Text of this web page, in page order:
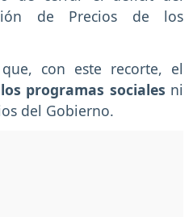
de Precios de los
con este recorte, el
programas sociales ni
del Gobierno.